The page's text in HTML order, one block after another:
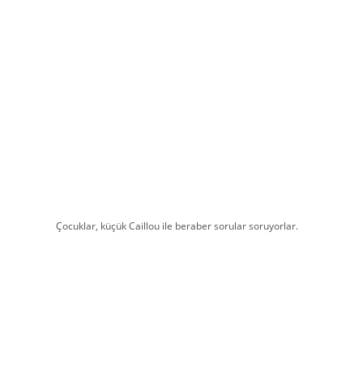
Çocuklar, küçük Caillou ile beraber sorular soruyorlar.